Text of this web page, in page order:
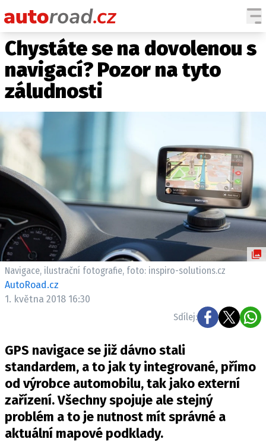
AUTA
TESTY AUT
EKONOMIKA
ČESKÝ TRH
PROFI
ELEKTRO
TESTY ELEKTROMOBILŮ
RALLY
OSTATNÍ
TISKOVKY
ROZHOVORY
Chystáte se na dovolenou s
navigací? Pozor na tyto
záludnosti
Navigace, ilustrační fotografie, foto: inspiro-solutions.cz
AutoRoad.cz
1. května 2018 16:30
Sdílej:
GPS navigace se již dávno stali
standardem, a to jak ty integrované, přímo
od výrobce automobilu, tak jako externí
zařízení. Všechny spojuje ale stejný
problém a to je nutnost mít správné a
aktuální mapové podklady.